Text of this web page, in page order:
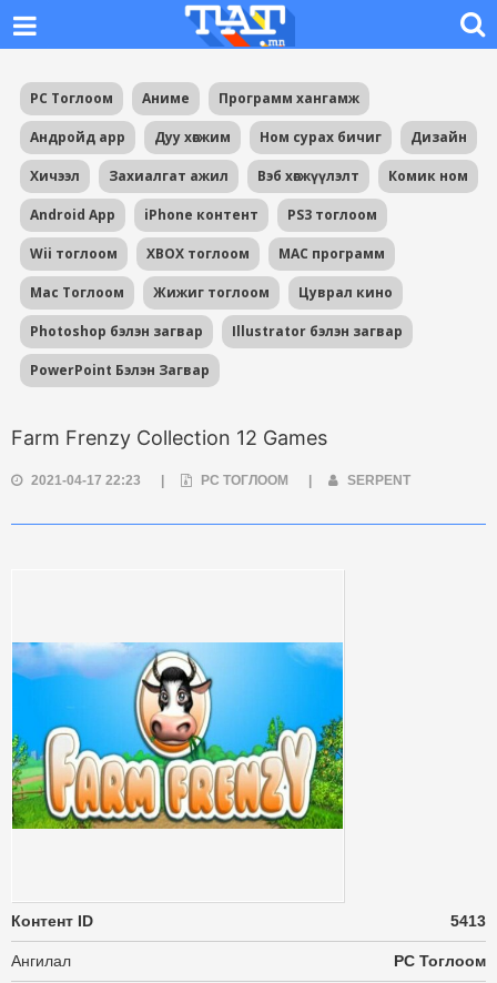
PC Тоглоом Аниме Программ хангамж
Андройд app Дуу хөгжим Ном сурах бичиг Дизайн
Хичээл Захиалгат ажил Вэб хөгжүүлэлт Комик ном
Android App iPhone контент PS3 тоглоом
Wii тоглоом XBOX тоглоом MAC программ
Mac Тоглоом Жижиг тоглоом Цуврал кино
Photoshop бэлэн загвар Illustrator бэлэн загвар
PowerPoint Бэлэн Загвар
Farm Frenzy Collection 12 Games
2021-04-17 22:23 PC ТОГЛООМ SERPENT
Контент ID 5413
Ангилал PC Тоглоом